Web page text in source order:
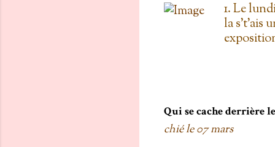
1. Le
la s't'ais
toi, on
pas de
as
Qui se cache derrière
chié le07 mars